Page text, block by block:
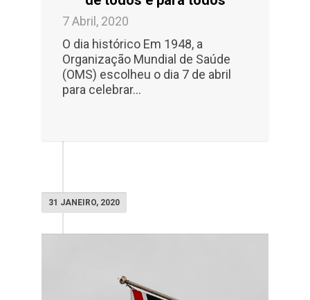
7 Abril, 2020
O dia histórico Em 1948, a
Organização Mundial de Saúde
(OMS) escolheu o dia 7 de abril
para celebrar...
31 JANEIRO, 2020